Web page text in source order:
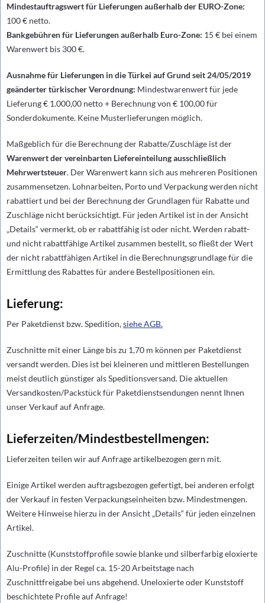
Mindestauftragswert für Lieferungen außerhalb der EURO-Zone:
100 € netto.
Bankgebühren für Lieferungen außerhalb Euro-Zone: 15 € bei einem
Warenwert bis 300 €.
Ausnahme für Lieferungen in die Türkei auf Grund seit 24/05/2019
geänderter türkischer Verordnung: Mindestwarenwert für jede
Lieferung € 1.000,00 netto + Berechnung von € 100,00 für
Sonderdokumente. Keine Musterlieferungen möglich.
Maßgeblich für die Berechnung der Rabatte/Zuschläge ist der
Warenwert der vereinbarten Liefereinteilung ausschließlich
Mehrwertsteuer. Der Warenwert kann sich aus mehreren Positionen
zusammensetzen. Lohnarbeiten, Porto und Verpackung werden nicht
rabattiert und bei der Berechnung der Grundlagen für Rabatte und
Zuschläge nicht berücksichtigt. Für jeden Artikel ist in der Ansicht
„Details“ vermerkt, ob er rabattfähig ist oder nicht. Werden rabatt-
und nicht rabattfähige Artikel zusammen bestellt, so fließt der Wert
der nicht rabattfähigen Artikel in die Berechnungsgrundlage für die
Ermittlung des Rabattes für andere Bestellpositionen ein.
Lieferung:
Per Paketdienst bzw. Spedition,siehe AGB.
Zuschnitte mit einer Länge bis zu 1,70 m können per Paketdienst
versandt werden. Dies ist bei kleineren und mittleren Bestellungen
meist deutlich günstiger als Speditionsversand. Die aktuellen
Versandkosten/Packstück für Paketdienstsendungen nennt Ihnen
unser Verkauf auf Anfrage.
Lieferzeiten/Mindestbestellmengen:
Lieferzeiten teilen wir auf Anfrage artikelbezogen gern mit.
Einige Artikel werden auftragsbezogen gefertigt, bei anderen erfolgt
der Verkauf in festen Verpackungseinheiten bzw. Mindestmengen.
Weitere Hinweise hierzu in der Ansicht „Details“ für jeden einzelnen
Artikel.
Zuschnitte (Kunststoffprofile sowie blanke und silberfarbig eloxierte
Alu-Profile) in der Regel ca. 15-20 Arbeitstage nach
Zuschnittfreigabe bei uns abgehend. Uneloxierte oder Kunststoff
beschichtete Profile auf Anfrage!